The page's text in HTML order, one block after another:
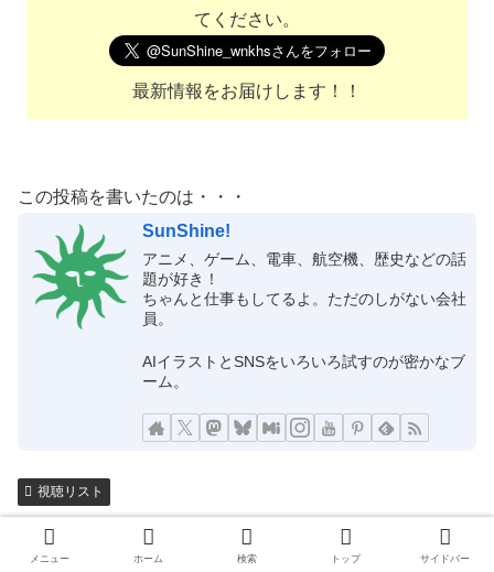
てください。
最新情報をお届けします！！
この投稿を書いたのは・・・
SunShine!
アニメ、ゲーム、電車、航空機、歴史などの話
題が好き！
ちゃんと仕事もしてるよ。ただのしがない会社
員。
AIイラストとSNSをいろいろ試すのが密かなブ
ーム。
視聴リスト
2018年夏アニメ テレビ番組 視聴リスト
メニュー ホーム 検索 トップ サイドバー